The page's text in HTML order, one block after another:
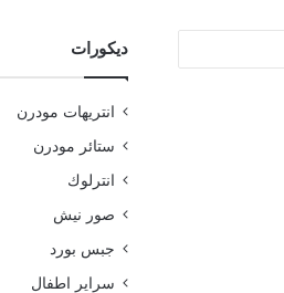
ديكورات
انتريهات مودرن
ستائر مودرن
انترلوك
صور نيش
جبس بورد
سراير اطفال